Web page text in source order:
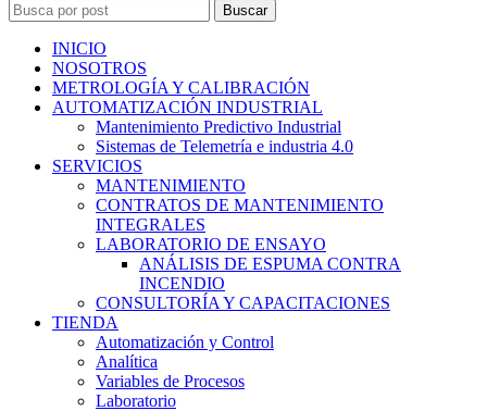
Buscar
INICIO
NOSOTROS
METROLOGÍA Y CALIBRACIÓN
AUTOMATIZACIÓN INDUSTRIAL
Mantenimiento Predictivo Industrial
Sistemas de Telemetría e industria 4.0
SERVICIOS
MANTENIMIENTO
CONTRATOS DE MANTENIMIENTO
INTEGRALES
LABORATORIO DE ENSAYO
ANÁLISIS DE ESPUMA CONTRA
INCENDIO
CONSULTORÍA Y CAPACITACIONES
TIENDA
Automatización y Control
Analítica
Variables de Procesos
Laboratorio